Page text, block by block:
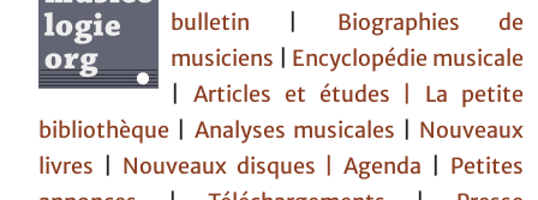
bulletin
Biographies de
musiciens
Encyclopédie musicale
|Articles et études | La petite
bibliothèque
Analyses musicales
Nouveaux
livres
Nouveaux disques |Agenda
Petites